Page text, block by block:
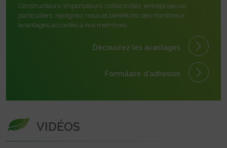
Constructeurs, importateurs, collectivités, entreprises ou
particuliers, rejoignez-nous et bénéficiez des nombreux
avantages accordés à nos membres.
Découvrez les avantages
Formulaire d'adhésion
VIDÉOS